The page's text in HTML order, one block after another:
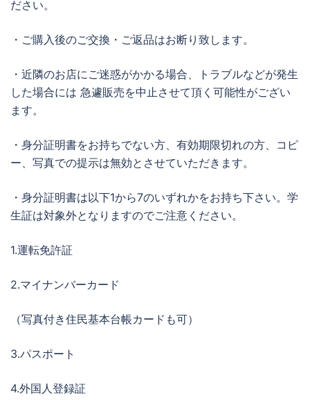
ださい。
・ご購入後のご交換・ご返品はお断り致します。
・近隣のお店にご迷惑がかかる場合、トラブルなどが発生
した場合には 急遽販売を中止させて頂く可能性がござい
ます。
・身分証明書をお持ちでない方、有効期限切れの方、コピ
ー、写真での提示は無効とさせていただきます。
・身分証明書は以下1から7のいずれかをお持ち下さい。学
生証は対象外となりますのでご注意ください。
1.運転免許証
2.マイナンバーカード
（写真付き住民基本台帳カードも可）
3.パスポート
4.外国人登録証